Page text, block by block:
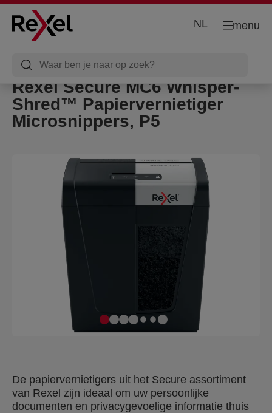
menu
NL
Rexel Secure MC6 Whisper-
Shred™ Papiervernietiger
Microsnippers, P5
De papiervernietigers uit het Secure assortiment
van Rexel zijn ideaal om uw persoonlijke
documenten en privacygevoelige informatie thuis